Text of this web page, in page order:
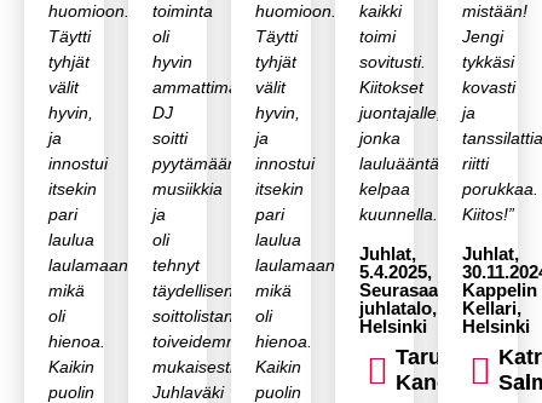
huomioon.
Täytti
tyhjät
välit
hyvin,
ja
innostui
itsekin
pari
laulua
laulamaan,
mikä
oli
hienoa.
Kaikin
puolin
toiminta
oli
hyvin
ammattimaista.
DJ
soitti
pyytämäämme
musiikkia
ja
oli
tehnyt
täydellisen
soittolistan
toiveidemme
mukaisesti.
Juhlaväki
huomioon.
Täytti
tyhjät
välit
hyvin,
ja
innostui
itsekin
pari
laulua
laulamaan,
mikä
oli
hienoa.
Kaikin
puolin
kaikki
toimi
sovitusti.
Kiitokset
juontajalle,
jonka
lauluääntä
kelpaa
kuunnella.”
Juhlat,
5.4.2025,
Seurasaaren
juhlatalo,
Helsinki
Taru
Kangasniemi
mistään!
Jengi
tykkäsi
kovasti
ja
riitti
porukkaa.
Kiitos!”
Juhlat,
Kappelin
Kellari,
Helsinki